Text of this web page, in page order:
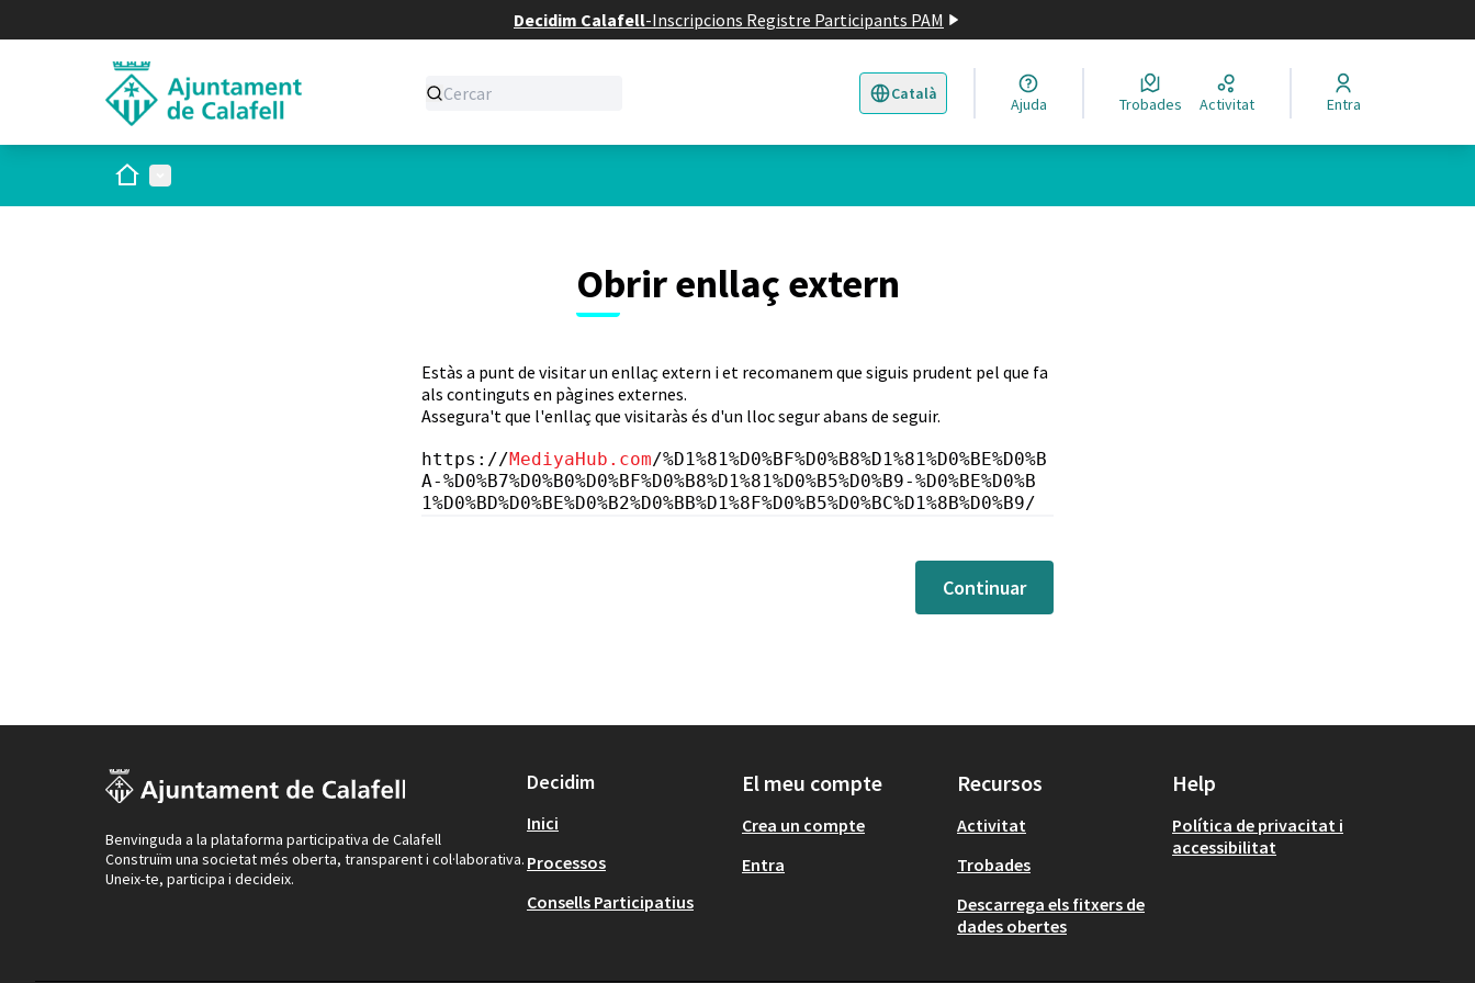
Decidim Calafell-Inscripcions Registre Participants PAM
Català
Triar la llengua Elegir el idioma
Ajuda Trobades Activitat Entra
Inici Menú principal
Obrir enllaç extern
Estàs a punt de visitar un enllaç extern i et recomanem que siguis prudent pel que fa
als continguts en pàgines externes.
Assegura't que l'enllaç que visitaràs és d'un lloc segur abans de seguir.
https://MediyaHub.com/%D1%81%D0%BF%D0%B8%D1%81%D0%BE%D0%B
A-%D0%B7%D0%B0%D0%BF%D0%B8%D1%81%D0%B5%D0%B9-%D0%BE%D0%B
1%D0%BD%D0%BE%D0%B2%D0%BB%D1%8F%D0%B5%D0%BC%D1%8B%D0%B9/
Continuar
Benvinguda a la plataforma participativa de Calafell
Construïm una societat més oberta, transparent i col·laborativa.
Uneix-te, participa i decideix.
Decidim
Inici
Processos
Consells Participatius
El meu compte
Crea un compte
Entra
Recursos
Activitat
Trobades
Descarrega els fitxers de
dades obertes
Help
Política de privacitat i
accessibilitat